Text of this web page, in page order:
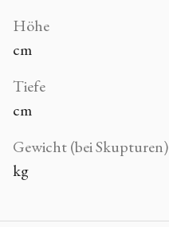
Höhe
cm
Tiefe
cm
Gewicht (bei Skupturen)
kg